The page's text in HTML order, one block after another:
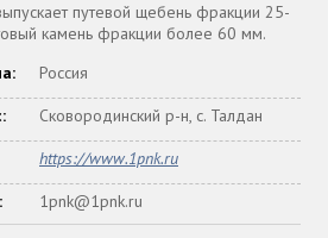
путевой щебень фракции 25-
камень фракции более 60 мм.
Россия
Сковородинский р-н, с. Талдан
https://www.1pnk.ru
1pnk@1pnk.ru